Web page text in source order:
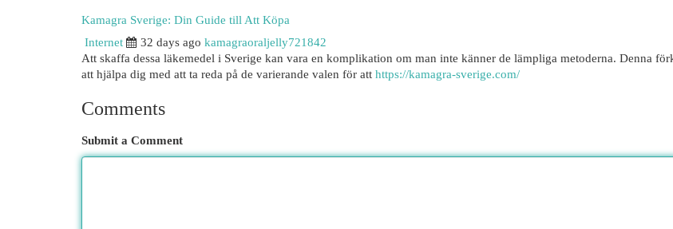
Kamagra Sverige: Din Guide till Att Köpa
Internet
32 days ago kamagraoraljelly721842
Att skaffa dessa läkemedel i Sverige kan vara en komplikation om man inte känner de lämpliga metoderna. Denna
att hjälpa dig med att ta reda på de varierande valen för att https://kamagra-sverige.com/
Comments
Submit a Comment